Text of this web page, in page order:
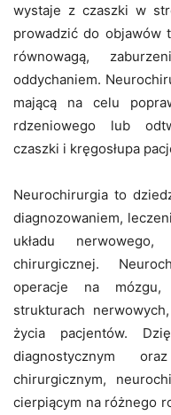
wystaje z czaszki w
prowadzić do objawów
równowagą,
oddychaniem.
mającą na celu
rdzeniowego lub
czaszki i kręgosłupa
Neurochirurgia to
diagnozowaniem,
układu
chirurgicznej.
operacje na
strukturach
życia pacjentów.
diagnostycznym
chirurgicznym,
cierpiącym na różnego